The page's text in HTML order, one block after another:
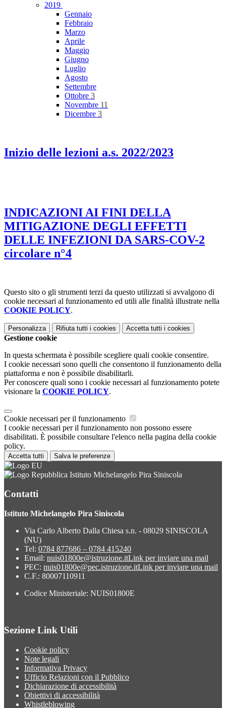
2019
Gennaio
Febbraio
Marzo
Aprile
Maggio
Giugno
Luglio
Agosto
Settembre
Ottobre 3
Novembre 11
Dicembre 3
Inizio delle lezioni a.s. 2022/2023
INDICAZIONI AI FINI DELLA
MITIGAZIONE DEGLI EFFETTI
DELLE INFEZIONI DA SARS-COV-2
circolare n°4
Questo sito o gli strumenti terzi da questo utilizzati si avvalgono di
cookie necessari al funzionamento ed utili alle finalità illustrate nella
COOKIE POLICY.
Personalizza Rifiuta tutti i cookies Accetta tutti i cookies
Gestione cookie
In questa schermata è possibile scegliere quali cookie consentire.
I cookie necessari sono quelli che consentono il funzionamento della
piattaforma e non è possibile disabilitarli.
Per conoscere quali sono i cookie necessari al funzionamento potete
visionare la COOKIE POLICY.
Cookie necessari per il funzionamento
I cookie necessari per il funzionamento non possono essere
disabilitati. È possibile consultare l'elenco nella pagina della cookie
policy.
Accetta tutti Salva le preferenze
Istituto Michelangelo Pira Siniscola
Contatti
Istituto Michelangelo Pira Siniscola
Via Carlo Alberto Dalla Chiesa s.n. - 08029 SINISCOLA
(NU)
Tel: 0784 877686 – 0784 415240
Email: nuis01800e@istruzione.itLink per inviare una mail
PEC: nuis01800e@pec.istruzione.itLink per inviare una mail
C.F.: 80007110911
Codice Ministeriale: NUIS01800E
Sezione Link Utili
Cookie policy
Note legali
Informativa Privacy
Ufficio Relazioni con il Pubblico
Dichiarazione di accessibilità
Obiettivi di accessibilità
Whistleblowing